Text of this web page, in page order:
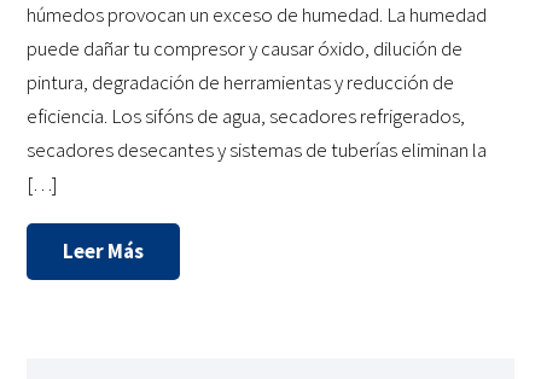
húmedos provocan un exceso de humedad. La humedad
puede dañar tu compresor y causar óxido, dilución de
pintura, degradación de herramientas y reducción de
eficiencia. Los sifóns de agua, secadores refrigerados,
secadores desecantes y sistemas de tuberías eliminan la
[…]
Leer Más